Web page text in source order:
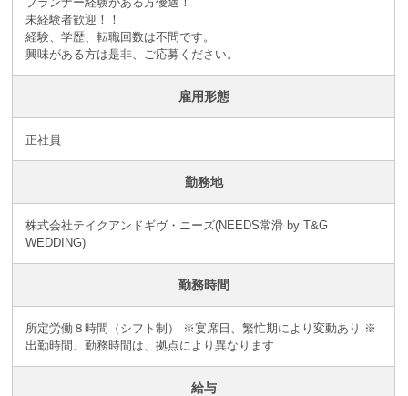
未経験者歓迎！！
経験、学歴、転職回数は不問です。
興味がある方は是非、ご応募ください。
雇用形態
正社員
勤務地
株式会社テイクアンドギヴ・ニーズ(NEEDS常滑 by T&G
WEDDING)
勤務時間
所定労働８時間（シフト制） ※宴席日、繁忙期により変動あり ※
出勤時間、勤務時間は、拠点により異なります
給与